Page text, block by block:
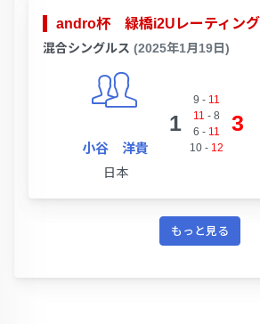
andro杯 緑橋i2Uレーティング
混合シングルス (2025年1月19日)
小谷 洋貴
日本
1
9 - 11
11 - 8
6 - 11
10- 12
3
もっと見る